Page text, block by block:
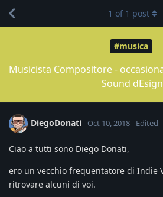
#musica
Musicista Compositore -
Sound dEsign
1 of 1 post
DiegoDonati Oct 10, 2018 Edited
Ciao a tutti sono Diego Donati,
ero un vecchio frequentatore di Indie
ritrovare alcuni di voi.